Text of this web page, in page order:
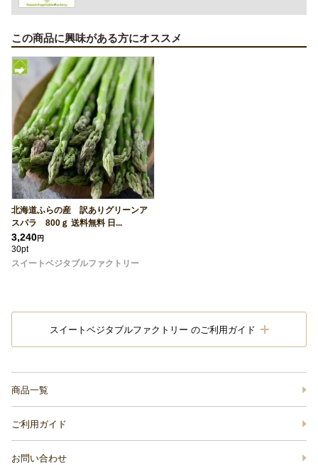
この商品に興味がある方にオススメ
北海道ふらの産 訳ありグリーンア
スパラ 800ｇ 送料無料 日...
3,240円
30pt
スイートベジタブルファクトリー
スイートベジタブルファクトリー のご利用ガイド
商品一覧
ご利用ガイド
お問い合わせ